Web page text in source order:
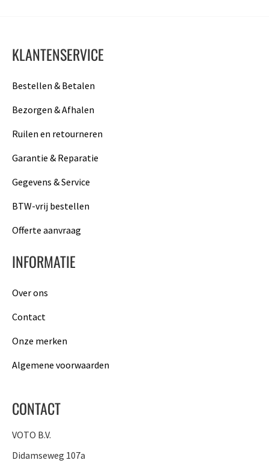
KLANTENSERVICE
Bestellen & Betalen
Bezorgen & Afhalen
Ruilen en retourneren
Garantie & Reparatie
Gegevens & Service
BTW-vrij bestellen
Offerte aanvraag
INFORMATIE
Over ons
Contact
Onze merken
Algemene voorwaarden
CONTACT
VOTO B.V.
Didamseweg 107a